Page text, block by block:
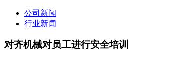
公司新闻
行业新闻
对齐机械对员工进行安全培训